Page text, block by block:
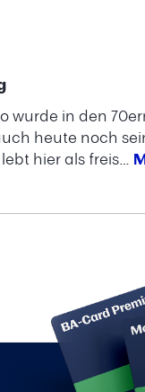
wurde in den
heute noch
hier als freis…